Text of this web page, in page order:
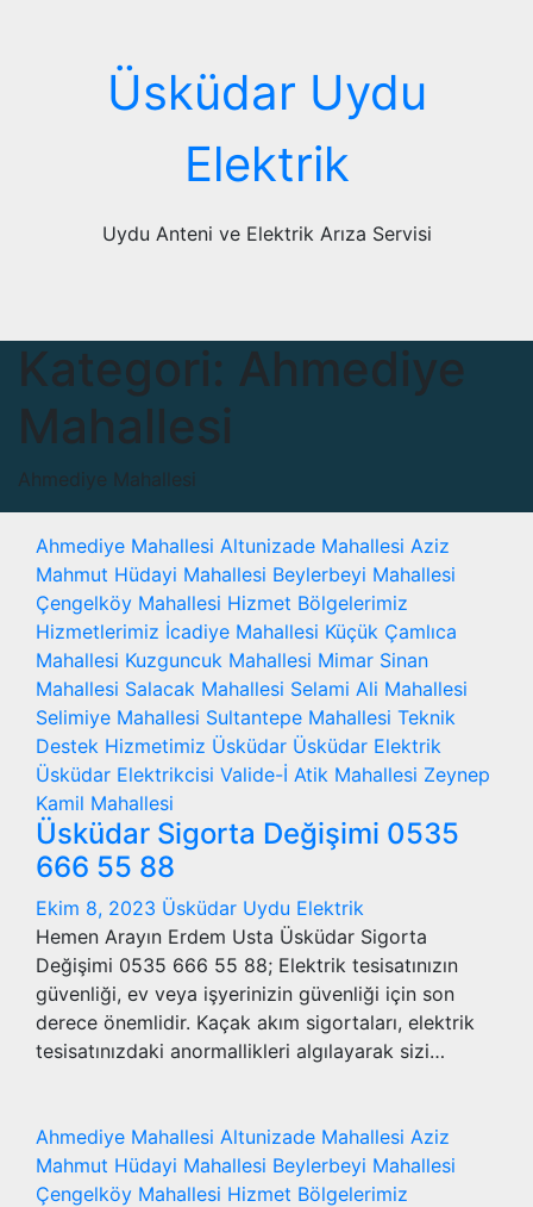
Üsküdar Uydu
Elektrik
Uydu Anteni ve Elektrik Arıza Servisi
Kategori: Ahmediye
Mahallesi
Ahmediye Mahallesi
Ahmediye Mahallesi Altunizade Mahallesi Aziz
Mahmut Hüdayi Mahallesi Beylerbeyi Mahallesi
Çengelköy Mahallesi Hizmet Bölgelerimiz
Hizmetlerimiz İcadiye Mahallesi Küçük Çamlıca
Mahallesi Kuzguncuk Mahallesi Mimar Sinan
Mahallesi Salacak Mahallesi Selami Ali Mahallesi
Selimiye Mahallesi Sultantepe Mahallesi Teknik
Destek Hizmetimiz Üsküdar Üsküdar Elektrik
Üsküdar Elektrikcisi Valide-İ Atik Mahallesi Zeynep
Kamil Mahallesi
Üsküdar Sigorta Değişimi 0535
666 55 88
Ekim 8, 2023 Üsküdar Uydu Elektrik
Hemen Arayın Erdem Usta Üsküdar Sigorta
Değişimi 0535 666 55 88; Elektrik tesisatınızın
güvenliği, ev veya işyerinizin güvenliği için son
derece önemlidir. Kaçak akım sigortaları, elektrik
tesisatınızdaki anormallikleri algılayarak sizi…
Ahmediye Mahallesi Altunizade Mahallesi Aziz
Mahmut Hüdayi Mahallesi Beylerbeyi Mahallesi
Çengelköy Mahallesi Hizmet Bölgelerimiz